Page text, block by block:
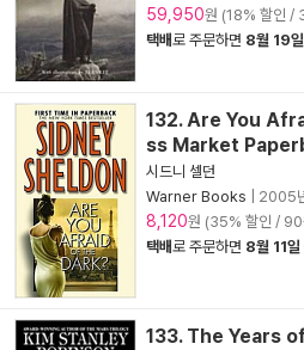
59,950원 (18% 할인 /
택배로 주문하면 8월 19
132. Are You
ss Market
시드니 셀던
Warner Books
2005
8,120원 (35% 할인 / 90
택배로 주문하면 8월 11일
133. The Years